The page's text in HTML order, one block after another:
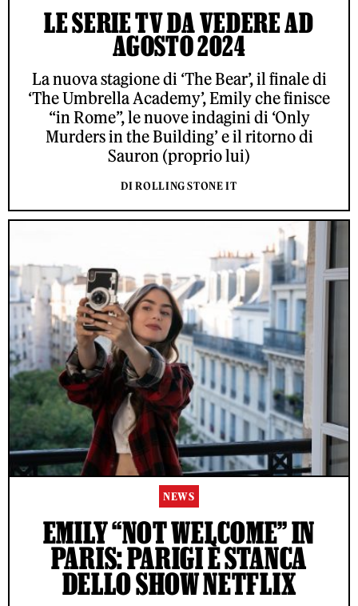
LE SERIE TV DA VEDERE AD
AGOSTO 2024
La nuova stagione di ‘The Bear’, il finale di
‘The Umbrella Academy’, Emily che finisce
“in Rome”, le nuove indagini di ‘Only
Murders in the Building’ e il ritorno di
Sauron (proprio lui)
DI ROLLING STONE IT
NEWS
EMILY “NOT WELCOME” IN
PARIS: PARIGI È STANCA
DELLO SHOW NETFLIX